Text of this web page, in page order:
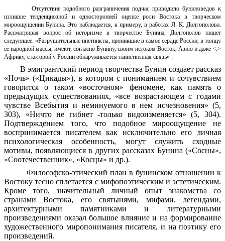
Отсутствие подобного разграничения подчас приводило буниноведов к
излишне тенденциозной и односторонней оценке роли Востока в творческом
мироощущении Бунина. Это наблюдается, к примеру, в работах Л. К. Долгополова.
Рассматривая вопрос об историзме в творчестве Бунина, Долгополов пишет
следующее: «Разрушительные инстинкты, проникшие в самое сердце России, в толщу
ее народной массы, имеют, согласно Бунину, своим истоком Восток, Азию и даже <.>
Африку, с которой у России обнаруживается таинственная связь» .
В эмигрантский период творчества Бунин создает рассказ
«Ночь» («Цикады»), в котором с пониманием и сочувствием
говорится о таком «восточном» феномене, как память о
предыдущих существованиях, «все возрастающем с годами
чувстве Всебытия и неминуемого в нем исчезновения» (5,
303), «Ничто не гибнет -только видоизменяется» (5, 304).
Подтверждением того, что подобное мироощущение не
воспринимается писателем как исключительно его личная
психологическая особенность, могут служить сходные
мотивы, появляющиеся в других рассказах Бунина («Сосны»,
«Соотечественник», «Косцы» и др.).
Философско-этический план в бунинском отношении к
Востоку тесно сплетается с мифопоэтическим и эстетическим.
Кроме того, значительный личный опыт знакомства со
странами Востока, его святынями, мифами, легендами,
архитектурными памятниками и литературными
произведениями оказал большое влияние и на формирование
художественного миропонимания писателя, и на поэтику его
произведений.